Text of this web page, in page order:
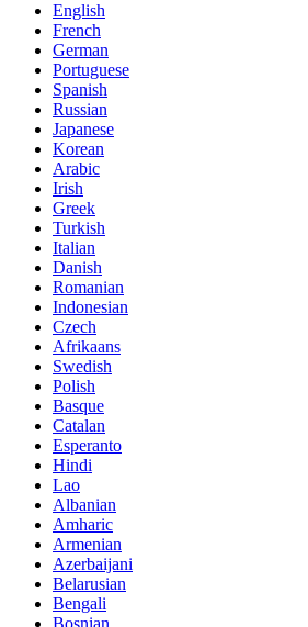
English
French
German
Portuguese
Spanish
Russian
Japanese
Korean
Arabic
Irish
Greek
Turkish
Italian
Danish
Romanian
Indonesian
Czech
Afrikaans
Swedish
Polish
Basque
Catalan
Esperanto
Hindi
Lao
Albanian
Amharic
Armenian
Azerbaijani
Belarusian
Bengali